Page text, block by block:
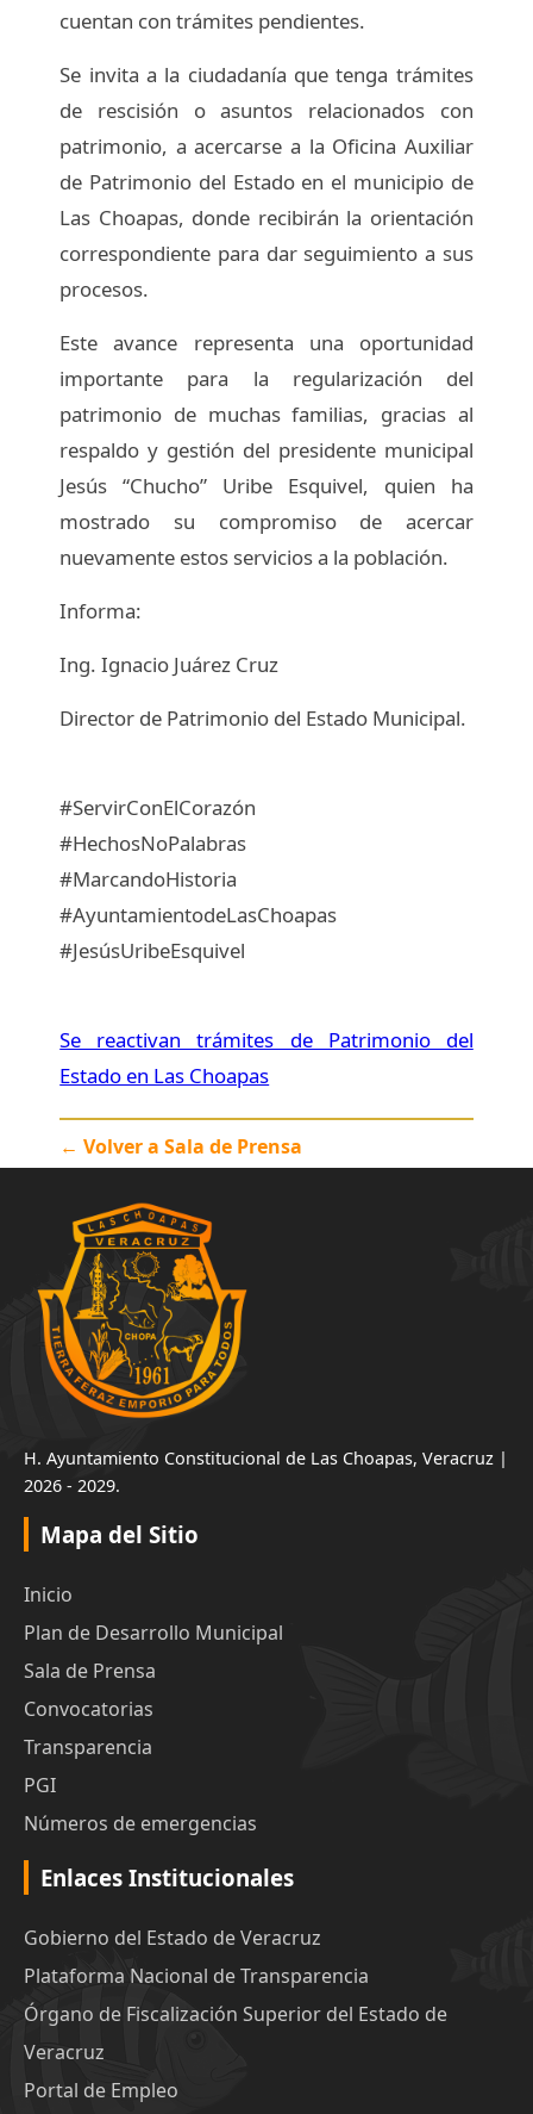
cuentan con trámites pendientes.
Se invita a la ciudadanía que tenga trámites
de rescisión o asuntos relacionados con
patrimonio, a acercarse a la Oficina Auxiliar
de Patrimonio del Estado en el municipio de
Las Choapas, donde recibirán la orientación
correspondiente para dar seguimiento a sus
procesos.
Este avance representa una oportunidad
importante para la regularización del
patrimonio de muchas familias, gracias al
respaldo y gestión del presidente municipal
Jesús “Chucho” Uribe Esquivel, quien ha
mostrado su compromiso de acercar
nuevamente estos servicios a la población.
Informa:
Ing. Ignacio Juárez Cruz
Director de Patrimonio del Estado Municipal.
#ServirConElCorazón
#HechosNoPalabras
#MarcandoHistoria
#AyuntamientodeLasChoapas
#JesúsUribeEsquivel
Se reactivan trámites de Patrimonio del
Estado en Las Choapas
← Volver a Sala de Prensa
H. Ayuntamiento Constitucional de Las Choapas, Veracruz |
2026 - 2029.
Mapa del Sitio
Inicio
Plan de Desarrollo Municipal
Sala de Prensa
Convocatorias
Transparencia
PGI
Números de emergencias
Enlaces Institucionales
Gobierno del Estado de Veracruz
Plataforma Nacional de Transparencia
Órgano de Fiscalización Superior del Estado de
Veracruz
Portal de Empleo